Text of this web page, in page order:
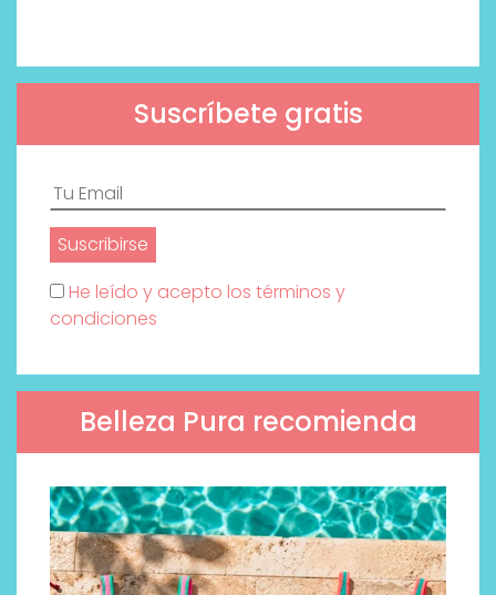
Suscríbete gratis
He leído y acepto los términos y
condiciones
Belleza Pura recomienda